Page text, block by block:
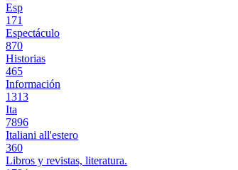
Esp
171
Espectáculo
870
Historias
465
Información
1313
Ita
7896
Italiani all'estero
360
Libros y revistas, literatura.